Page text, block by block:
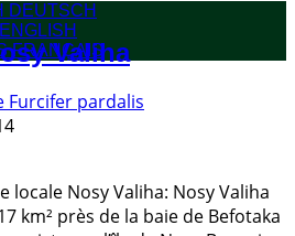
DEUTSCH
ENGLISH
FRANÇAIS
Valiha
Furcifer pardalis
Nosy Valiha: Nosy Valiha
km² près de la baie de Befotaka